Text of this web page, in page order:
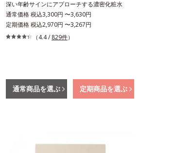
深い年齢サインにアプローチする濃密化粧水
通常価格 税込3,300円 〜3,630円
定期価格 税込2,970円 〜3,267円
（4.4 / 829件）
通常商品を選ぶ 定期商品を選ぶ